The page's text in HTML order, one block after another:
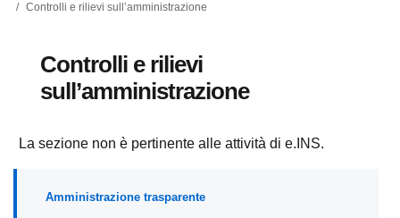
Controlli e rilievi sull’amministrazione
Controlli e rilievi
sull’amministrazione
La sezione non è pertinente alle attività di e.INS.
Amministrazione trasparente